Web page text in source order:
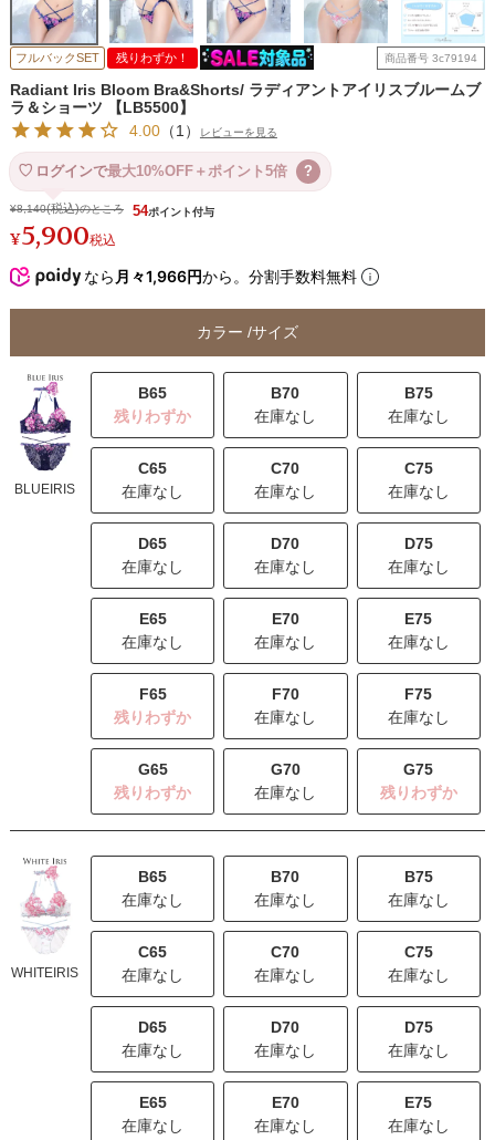
フルバックSET 残りわずか！ 商品番号 3c79194
Radiant Iris Bloom Bra&Shorts/ ラディアントアイリスブルームブ
ラ＆ショーツ 【LB5500】
4.00（1 ） レビューを見る
ログインで最大10%OFF＋ポイント5倍 ?
¥8,140 のところ
¥5,900税込
54
なら 月々1,966円から。分割手数料無料
カラー サイズ
BLUEIRIS
B65
残りわずか
B70
在庫なし
B75
在庫なし
C65
在庫なし
C70
在庫なし
C75
在庫なし
D65
在庫なし
D70
在庫なし
D75
在庫なし
E65
在庫なし
E70
在庫なし
E75
在庫なし
F65
残りわずか
F70
在庫なし
F75
在庫なし
G65
残りわずか
G70
在庫なし
G75
残りわずか
WHITEIRIS
B65
在庫なし
B70
在庫なし
B75
在庫なし
C65
在庫なし
C70
在庫なし
C75
在庫なし
D65
在庫なし
D70
在庫なし
D75
在庫なし
E65
在庫なし
E70
在庫なし
E75
在庫なし